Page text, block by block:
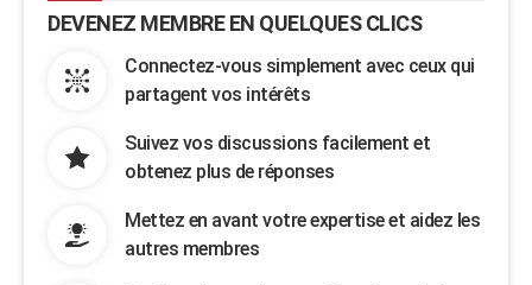
DEVENEZ MEMBRE EN QUELQUES CLICS
Connectez-vous simplement avec ceux qui
partagent vos intérêts
Suivez vos discussions facilement et
obtenez plus de réponses
Mettez en avant votre expertise et aidez les
autres membres